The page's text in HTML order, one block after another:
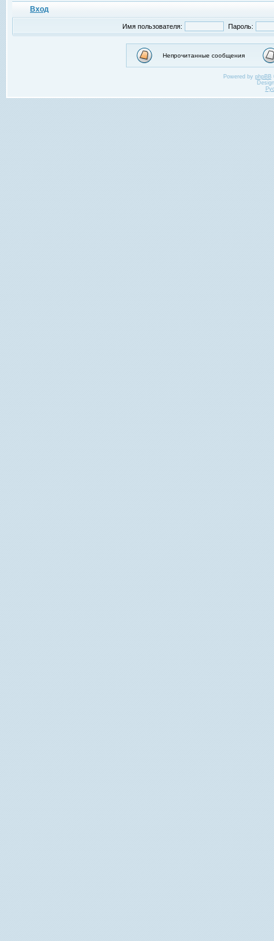
Вход
Имя пользователя: Пароль:
Непрочитанные сообщения
Powered by phpBB